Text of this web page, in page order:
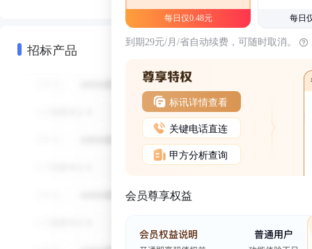
招标产品
每日仅0.48元 每日
到期29元/月/省自动续费，可随时取消。
标讯详情查看
关键电话直连
甲方分析查询
会员尊享权益